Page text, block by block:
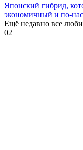
Японский гибрид,
экономичный и по-
Ещё недавно все
02